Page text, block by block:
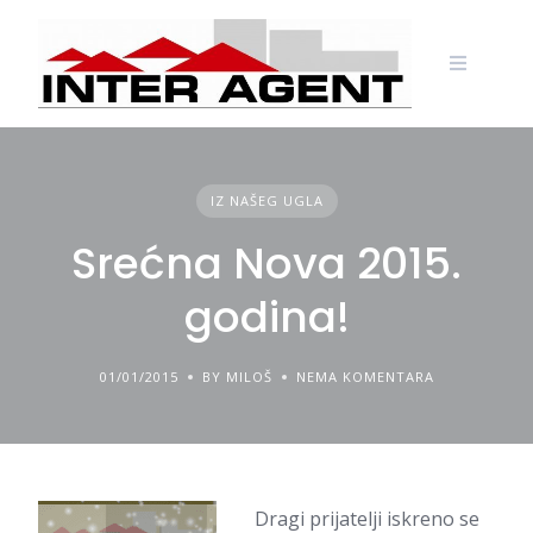
content
IZ NAŠEG UGLA
Srećna Nova 2015.
godina!
01/01/2015 BY MILOŠ NEMA KOMENTARA
Dragi prijatelji iskreno se